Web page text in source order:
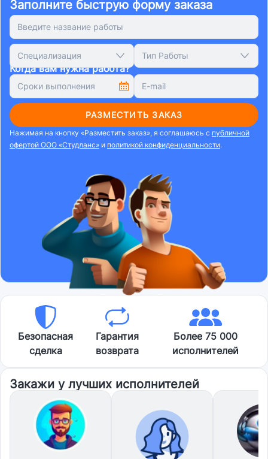
Заполните быструю форму заказа
Специализация Тип Работы
Когда вам нужна работа?
РАЗМЕСТИТЬ ЗАКАЗ
Нажимая на кнопку «Разместить заказ», я соглашаюсь с публичной
офертой ООО «Студланс» и политикой конфиденциальности.
Безопасная
сделка
Гарантия
возврата
Более 75 000
исполнителей
Закажи у лучших исполнителей